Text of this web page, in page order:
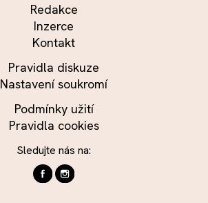
Redakce
Inzerce
Kontakt
Pravidla diskuze
Nastavení soukromí
Podmínky užití
Pravidla cookies
Sledujte nás na: